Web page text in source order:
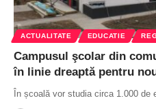
ACTUALITATE EDUCATIE
Campusul şcolar din
în linie dreaptă pentru
În școală vor studia circa 1.000 de